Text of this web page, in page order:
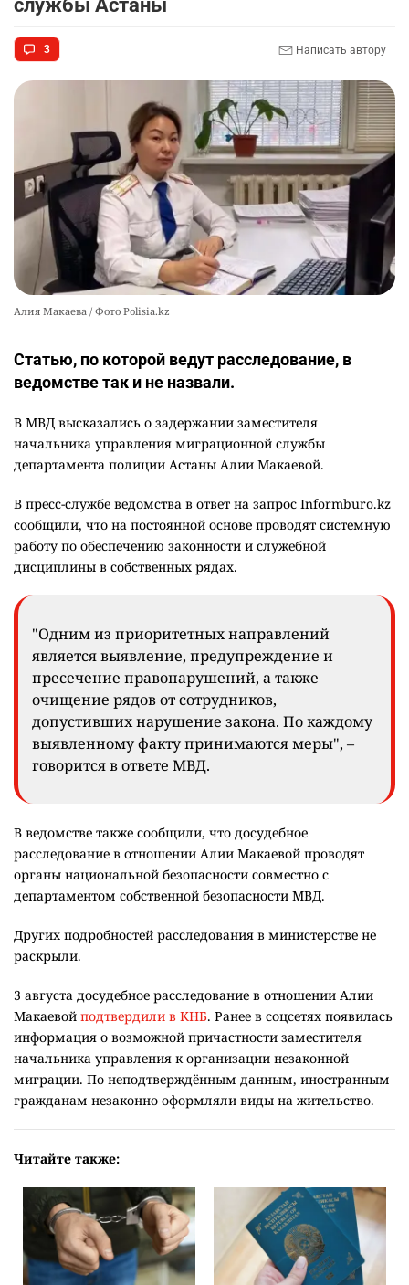
футбольной академии в Астане
10
автокредиты за вознаграждение
0
службы Астаны
3 Написать автору
Алия Макаева / Фото Polisia.kz
Статью, по которой ведут расследование, в
ведомстве так и не назвали.
В МВД высказались о задержании заместителя
начальника управления миграционной службы
департамента полиции Астаны Алии Макаевой.
В пресс-службе ведомства в ответ на запрос Informburo.kz
сообщили, что на постоянной основе проводят системную
работу по обеспечению законности и служебной
дисциплины в собственных рядах.
"Одним из приоритетных направлений
является выявление, предупреждение и
пресечение правонарушений, а также
очищение рядов от сотрудников,
допустивших нарушение закона. По каждому
выявленному факту принимаются меры", –
говорится в ответе МВД.
В ведомстве также сообщили, что досудебное
расследование в отношении Алии Макаевой проводят
органы национальной безопасности совместно с
департаментом собственной безопасности МВД.
Других подробностей расследования в министерстве не
раскрыли.
3 августа досудебное расследование в отношении Алии
Макаевой подтвердили в КНБ. Ранее в соцсетях появилась
информация о возможной причастности заместителя
начальника управления к организации незаконной
миграции. По неподтверждённым данным, иностранным
гражданам незаконно оформляли виды на жительство.
Читайте также: